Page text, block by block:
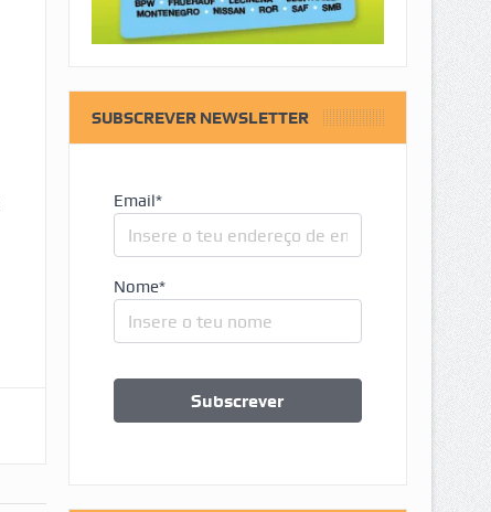
SUBSCREVER NEWSLETTER
Email*
Nome*